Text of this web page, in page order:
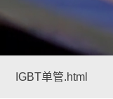
IGBT单管.html